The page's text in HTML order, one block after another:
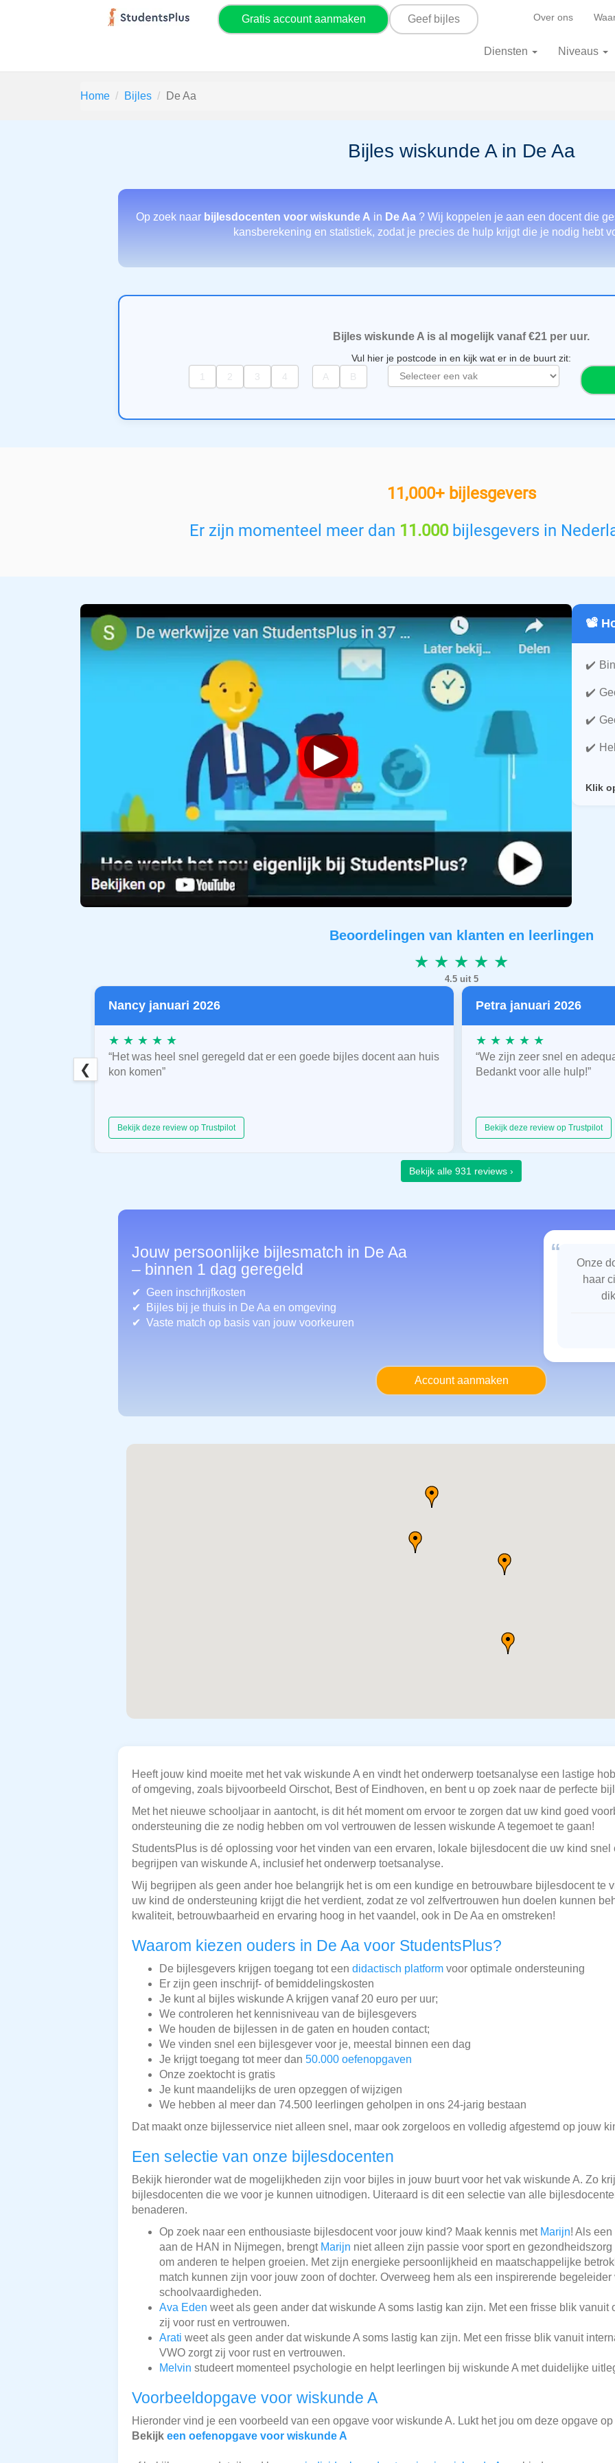
Gratis account aanmaken Geef bijles Over ons
Diensten Niveaus
Home Bijles De Aa
Bijles wiskunde A in De Aa
Op zoek naar bijlesdocenten voor wiskunde A in De Aa ? Wij koppelen je aan een docent die
kansberekening en statistiek, zodat je precies de hulp krijgt die je nodig hebt
Bijles wiskunde A is al mogelijk vanaf €21 per uur.
Vul hier je postcode in en kijk wat er in de buurt zit:
e
e
n
11,000+ bijlesgevers
Er zijn momenteel meer dan 11.000bijlesgevers in
▶
📽️
Klik
Beoordelingen van klanten en leerlingen
★ ★ ★ ★ ★
4.5 uit 5
Nancy januari 2026
★ ★ ★ ★ ★
“Het was heel snel geregeld dat er een goede bijles docent aan huis
kon komen”
Bekijk deze review op Trustpilot
Petra januari 2026
★ ★ ★ ★ ★
“We zijn zeer snel en
Bedankt voor alle hulp!”
Bekijk deze review op Trustpilot
❮
Bekijk alle 931 reviews ›
Jouw persoonlijke bijlesmatch in De Aa
– binnen 1 dag geregeld
Geen inschrijfkosten
Bijles bij je thuis in De Aa en omgeving
Vaste match op basis van jouw voorkeuren
“
Onze
haar
Account aanmaken
Heeft jouw kind moeite met het vak wiskunde A en vindt het onderwerp toetsanalyse een lastige
of omgeving, zoals bijvoorbeeld Oirschot, Best of Eindhoven, en bent u op zoek naar de perfecte
Met het nieuwe schooljaar in aantocht, is dit hét moment om ervoor te zorgen dat uw kind goed
ondersteuning die ze nodig hebben om vol vertrouwen de lessen wiskunde A tegemoet te gaan!
StudentsPlus is dé oplossing voor het vinden van een ervaren, lokale bijlesdocent die uw kind
begrijpen van wiskunde A, inclusief het onderwerp toetsanalyse.
Wij begrijpen als geen ander hoe belangrijk het is om een kundige en betrouwbare bijlesdocent te
uw kind de ondersteuning krijgt die het verdient, zodat ze vol zelfvertrouwen hun doelen kunnen
kwaliteit, betrouwbaarheid en ervaring hoog in het vaandel, ook in De Aa en omstreken!
Waarom kiezen ouders in De Aa voor StudentsPlus?
De bijlesgevers krijgen toegang tot een didactisch platform voor optimale ondersteuning
Er zijn geen inschrijf- of bemiddelingskosten
Je kunt al bijles wiskunde A krijgen vanaf 20 euro per uur;
We controleren het kennisniveau van de bijlesgevers
We houden de bijlessen in de gaten en houden contact;
We vinden snel een bijlesgever voor je, meestal binnen een dag
Je krijgt toegang tot meer dan 50.000 oefenopgaven
Onze zoektocht is gratis
Je kunt maandelijks de uren opzeggen of wijzigen
We hebben al meer dan 74.500 leerlingen geholpen in ons 24-jarig bestaan
Dat maakt onze bijlesservice niet alleen snel, maar ook zorgeloos en volledig afgestemd op jouw
Een selectie van onze bijlesdocenten
Bekijk hieronder wat de mogelijkheden zijn voor bijles in jouw buurt voor het vak wiskunde A. Zo
bijlesdocenten die we voor je kunnen uitnodigen. Uiteraard is dit een selectie van alle
benaderen.
Op zoek naar een enthousiaste bijlesdocent voor jouw kind? Maak kennis met Marijn! Als
aan de HAN in Nijmegen, brengt Marijn niet alleen zijn passie voor sport en
om anderen te helpen groeien. Met zijn energieke persoonlijkheid en maatschappelijke
match kunnen zijn voor jouw zoon of dochter. Overweeg hem als een inspirerende
schoolvaardigheden.
Ava Eden weet als geen ander dat wiskunde A soms lastig kan zijn. Met een frisse blik vanuit
zij voor rust en vertrouwen.
Arati weet als geen ander dat wiskunde A soms lastig kan zijn. Met een frisse blik vanuit
VWO zorgt zij voor rust en vertrouwen.
Melvin studeert momenteel psychologie en helpt leerlingen bij wiskunde A met duidelijke
Voorbeeldopgave voor wiskunde A
Hieronder vind je een voorbeeld van een opgave voor wiskunde A. Lukt het jou om deze opgave
Bekijk een oefenopgave voor wiskunde A